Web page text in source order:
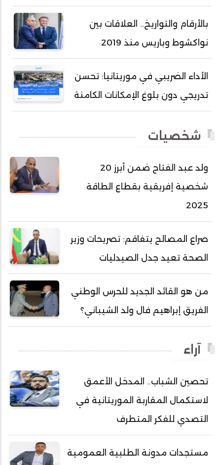
أحمد سالم ولد بده
أحمد سالم ولد بكار
أحمد سيد أحمد أج
أحمد طالب ولد محمد
أحمد عبد الله أحمد مسكه
أحمد محفوظ حسني
أحمد محمد عبدالرحمن أمين
أحمد محمود محمد المامي النيسان
أحمد هارون الشيخ سيديا
أحمد ولد آبه
أحمد ولد الديه
أحمد ولد السالك
أحمد ولد باهيه
أحمد ولد داداه
أحمد ولد علال
أحمد ولد محمد ديدي
أحمد ولد محمدو
أحمد ولد نافع
بالأرقام والتواريخ.. العلاقات بين
نواكشوط وباريس منذ 2019
الأداء الضريبي في موريتانيا: تحسن
تدريجي دون بلوغ الإمكانات الكامنة
شخصيات
ولد عبد الفتاح ضمن أبرز 20
شخصية إفريقية بقطاع الطاقة
2025
صراع المصالح يتفاقم: تصريحات وزير
الصحة تعيد جدل الصيدليات
من هو القائد الجديد للحرس الوطني
الفريق إبراهيم فال ولد الشيباني؟
آراء
تحصين الشباب.. المدخل الأعمق
لاستكمال المقاربة الموريتانية في
التصدي للفكر المتطرف
مستجدات مدونة الطلبية العمومية